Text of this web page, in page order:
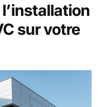
sur votre